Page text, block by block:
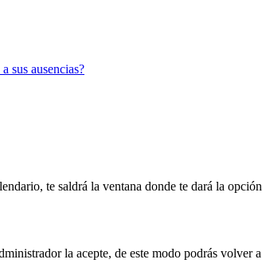
sus ausencias?
, te saldrá la ventana donde te dará la opción
la acepte, de este modo podrás volver a